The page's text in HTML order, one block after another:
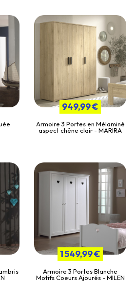
949,99 €
Armoire 3 Portes en Mélaminé
aspect chêne clair - MARIRA
1 549,99 €
Armoire 3 Portes Blanche
Motifs Coeurs Ajourés - MILEN